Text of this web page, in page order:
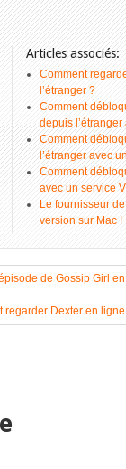
Articles associés:
Comment
l’étranger ?
Comment
depuis
Comment
l’étranger avec
Comment
avec un service
Le fournisseur
version sur Mac !
de Gossip Girl
regarder Dexter en